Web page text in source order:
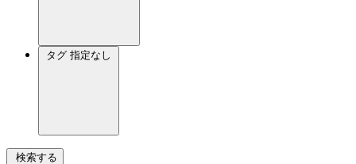
タグ 指定なし
検索する